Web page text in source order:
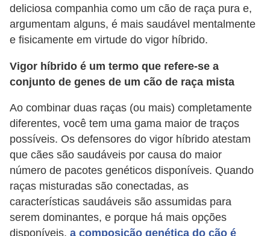
deliciosa companhia como um cão de raça pura e,
argumentam alguns, é mais saudável mentalmente
e fisicamente em virtude do vigor híbrido.
Vigor híbrido é um termo que refere-se a
conjunto de genes de um cão de raça mista
Ao combinar duas raças (ou mais) completamente
diferentes, você tem uma gama maior de traços
possíveis. Os defensores do vigor híbrido atestam
que cães são saudáveis ​​por causa do maior
número de pacotes genéticos disponíveis. Quando
raças misturadas são conectadas, as
características saudáveis ​​são assumidas para
serem dominantes, e porque há mais opções
disponíveis, a composição genética do cão é
C
ã
e
s
,
c
a
c
h
o
r
o